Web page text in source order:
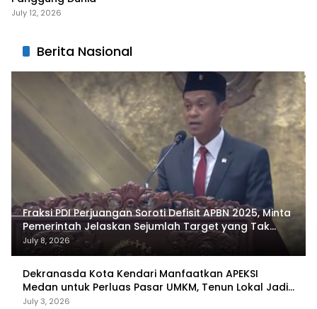
July 12, 2026
Berita Nasional
Fraksi PDI Perjuangan Soroti Defisit APBN 2025, Minta
Pemerintah Jelaskan Sejumlah Target yang Tak
Tercapai
July 8, 2026
Dekranasda Kota Kendari Manfaatkan APEKSI
Medan untuk Perluas Pasar UMKM, Tenun Lokal Jadi
Primadona
July 3, 2026